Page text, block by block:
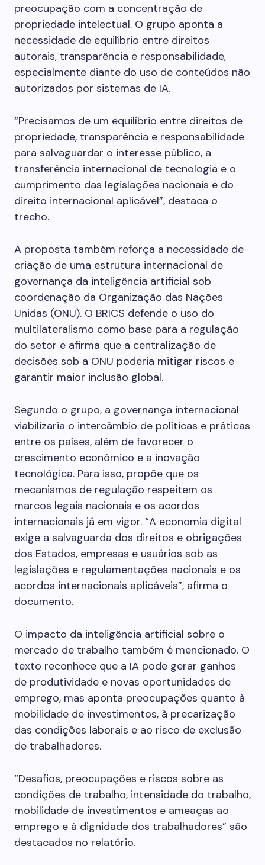
preocupação com a concentração de
propriedade intelectual. O grupo aponta a
necessidade de equilíbrio entre direitos
autorais, transparência e responsabilidade,
especialmente diante do uso de conteúdos não
autorizados por sistemas de IA.
“Precisamos de um equilíbrio entre direitos de
propriedade, transparência e responsabilidade
para salvaguardar o interesse público, a
transferência internacional de tecnologia e o
cumprimento das legislações nacionais e do
direito internacional aplicável”, destaca o
trecho.
A proposta também reforça a necessidade de
criação de uma estrutura internacional de
governança da inteligência artificial sob
coordenação da Organização das Nações
Unidas (ONU). O BRICS defende o uso do
multilateralismo como base para a regulação
do setor e afirma que a centralização de
decisões sob a ONU poderia mitigar riscos e
garantir maior inclusão global.
Segundo o grupo, a governança internacional
viabilizaria o intercâmbio de políticas e práticas
entre os países, além de favorecer o
crescimento econômico e a inovação
tecnológica. Para isso, propõe que os
mecanismos de regulação respeitem os
marcos legais nacionais e os acordos
internacionais já em vigor. “A economia digital
exige a salvaguarda dos direitos e obrigações
dos Estados, empresas e usuários sob as
legislações e regulamentações nacionais e os
acordos internacionais aplicáveis”, afirma o
documento.
O impacto da inteligência artificial sobre o
mercado de trabalho também é mencionado. O
texto reconhece que a IA pode gerar ganhos
de produtividade e novas oportunidades de
emprego, mas aponta preocupações quanto à
mobilidade de investimentos, à precarização
das condições laborais e ao risco de exclusão
de trabalhadores.
“Desafios, preocupações e riscos sobre as
condições de trabalho, intensidade do trabalho,
mobilidade de investimentos e ameaças ao
emprego e à dignidade dos trabalhadores” são
destacados no relatório.